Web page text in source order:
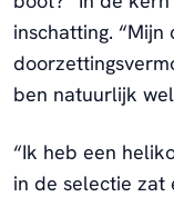
inschatting.
ben natuurlijk
“Ik heb een
in de selectie zat